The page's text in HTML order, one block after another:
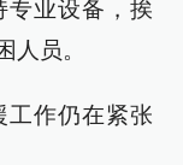
专业设备，挨
人员。
工作仍在紧张